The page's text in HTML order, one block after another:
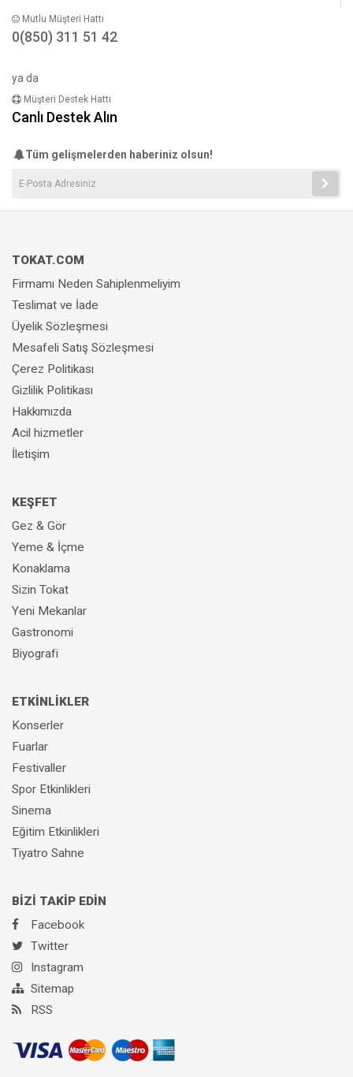
Mutlu Müşteri Hattı
0(850) 311 51 42
ya da
Müşteri Destek Hattı
Canlı Destek Alın
Tüm gelişmelerden haberiniz olsun!
TOKAT.COM
Firmamı Neden Sahiplenmeliyim
Teslimat ve İade
Üyelik Sözleşmesi
Mesafeli Satış Sözleşmesi
Çerez Politikası
Gizlilik Politikası
Hakkımızda
Acil hizmetler
İletişim
KEŞFET
Gez & Gör
Yeme & İçme
Konaklama
Sizin Tokat
Yeni Mekanlar
Gastronomi
Biyografi
ETKİNLİKLER
Konserler
Fuarlar
Festivaller
Spor Etkinlikleri
Sinema
Eğitim Etkinlikleri
Tiyatro Sahne
BİZİ TAKİP EDİN
Facebook
Twitter
Instagram
Sitemap
RSS